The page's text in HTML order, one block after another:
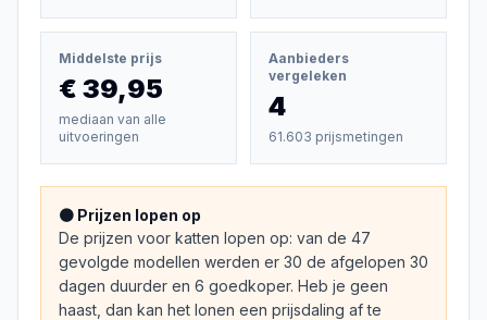
Middelste prijs
€ 39,95
mediaan van alle
uitvoeringen
Aanbieders
vergeleken
4
61.603 prijsmetingen
🟠 Prijzen lopen op
De prijzen voor katten lopen op: van de 47
gevolgde modellen werden er 30 de afgelopen 30
dagen duurder en 6 goedkoper. Heb je geen
haast, dan kan het lonen een prijsdaling af te